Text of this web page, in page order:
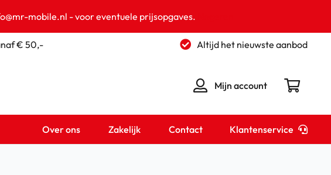
mobile.nl - voor eventuele prijsopgaves.
€ 50,- Altijd het nieuwste aanbod
Mijn account
Over ons Zakelijk Contact Klantenservice